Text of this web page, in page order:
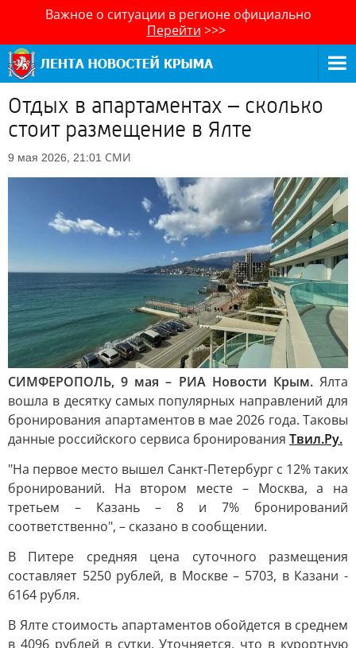
Важное о ситуации в регионе официально
Перейти >>>
Отдых в апартаментах – сколько
стоит размещение в Ялте
9 мая 2026, 21:01 СМИ
СИМФЕРОПОЛЬ, 9 мая – РИА Новости Крым. Ялта
вошла в десятку самых популярных направлений для
бронирования апартаментов в мае 2026 года. Таковы
данные российского сервиса бронирования Твил.Ру.
"На первое место вышел Санкт-Петербург с 12% таких
бронирований. На втором месте – Москва, а на
третьем – Казань – 8 и 7% бронирований
соответственно", – сказано в сообщении.
В Питере средняя цена суточного размещения
составляет 5250 рублей, в Москве – 5703, в Казани -
6164 рубля.
В Ялте стоимость апартаментов обойдется в среднем
в 4096 рублей в сутки. Уточняется, что в курортную